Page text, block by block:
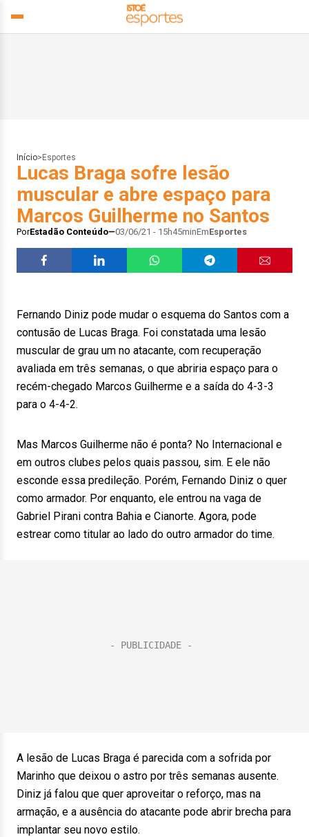
Início> Esportes
Lucas Braga sofre lesão
muscular e abre espaço para
Marcos Guilherme no Santos
PorEstadão Conteúdo 03/06/21 - 15h45minEmEsportes
Fernando Diniz pode mudar o esquema do Santos com a
contusão de Lucas Braga. Foi constatada uma lesão
muscular de grau um no atacante, com recuperação
avaliada em três semanas, o que abriria espaço para o
recém-chegado Marcos Guilherme e a saída do 4-3-3
para o 4-4-2.
Mas Marcos Guilherme não é ponta? No Internacional e
em outros clubes pelos quais passou, sim. E ele não
esconde essa predileção. Porém, Fernando Diniz o quer
como armador. Por enquanto, ele entrou na vaga de
Gabriel Pirani contra Bahia e Cianorte. Agora, pode
estrear como titular ao lado do outro armador do time.
A lesão de Lucas Braga é parecida com a sofrida por
Marinho que deixou o astro por três semanas ausente.
Diniz já falou que quer aproveitar o reforço, mas na
armação, e a ausência do atacante pode abrir brecha para
implantar seu novo estilo.